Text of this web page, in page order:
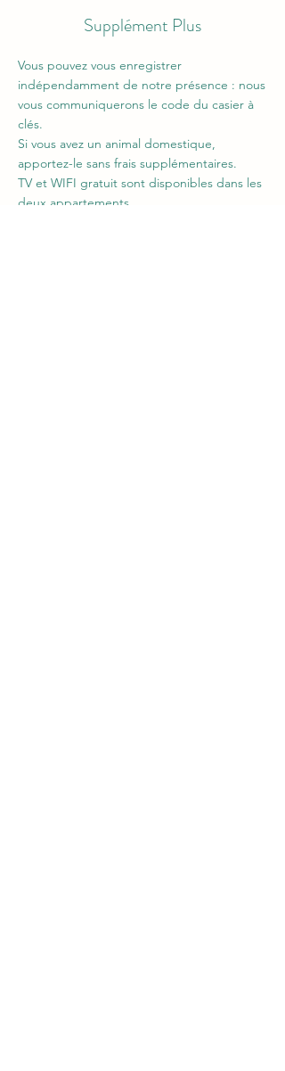
Supplément Plus
Vous pouvez vous enregistrer
indépendamment de notre présence : nous
vous communiquerons le code du casier à
clés.
Si vous avez un animal domestique,
apportez-le sans frais supplémentaires.
TV et WIFI gratuit sont disponibles dans les
deux appartements